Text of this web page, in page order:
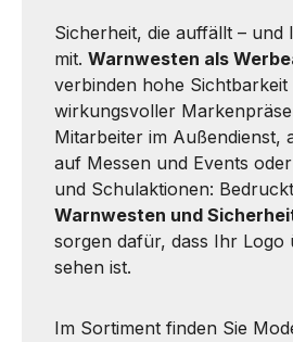
Sicherheit, die auffällt – und
mit. Warnwesten als
verbinden hohe Sichtbarkeit
wirkungsvoller
Mitarbeiter im Außendienst,
auf Messen und Events
und Schulaktionen:
Warnwesten und
sorgen dafür, dass Ihr Logo
sehen ist.
Im Sortiment finden Sie